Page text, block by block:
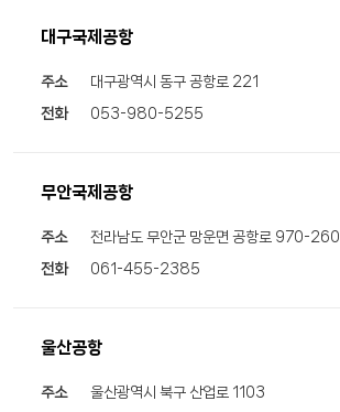
대구국제공항
주소 대구광역시 동구 공항로 221
전화 053-980-5255
무안국제공항
주소 전라남도 무안군 망운면 공항로 970-260
전화 061-455-2385
울산공항
주소 울산광역시 북구 산업로 1103